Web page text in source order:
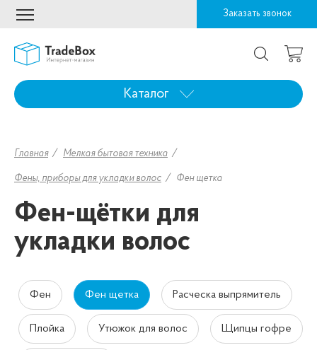
Заказать звонок
Каталог
Главная Мелкая бытовая техника
Фены, приборы для укладки волос Фен щетка
Фен-щётки для
укладки волос
Фен Фен щетка Расческа выпрямитель
Плойка Утюжок для волос Щипцы гофре